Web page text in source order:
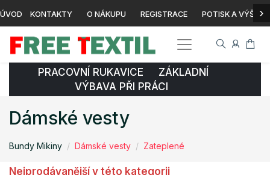
ÚVOD KONTAKTY O NÁKUPU REGISTRACE POTISK A ›
PRACOVNÍ RUKAVICE ZÁKLADNÍ
VÝBAVA PŘI PRÁCI
Dámské vesty
Bundy Mikiny Dámské vesty Zateplené
Nejprodávanější v této kategorii